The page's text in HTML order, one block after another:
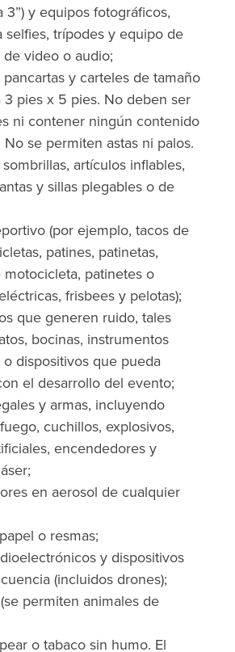
3”) y equipos fotográficos,
selfies, trípodes y equipo de
de video o audio;
pancartas y carteles de tamaño
3 pies x 5 pies. No deben ser
ni contener ningún contenido
se permiten astas ni palos.
sombrillas, artículos inflables,
y sillas plegables o de
(por ejemplo, tacos de
patines, patinetas,
motocicleta, patinetes o
frisbees y pelotas);
que generen ruido, tales
bocinas, instrumentos
o dispositivos que pueda
el desarrollo del evento;
y armas, incluyendo
cuchillos, explosivos,
encendedores y
en aerosol de cualquier
o resmas;
y dispositivos
(incluidos drones);
permiten animales de
o tabaco sin humo. El